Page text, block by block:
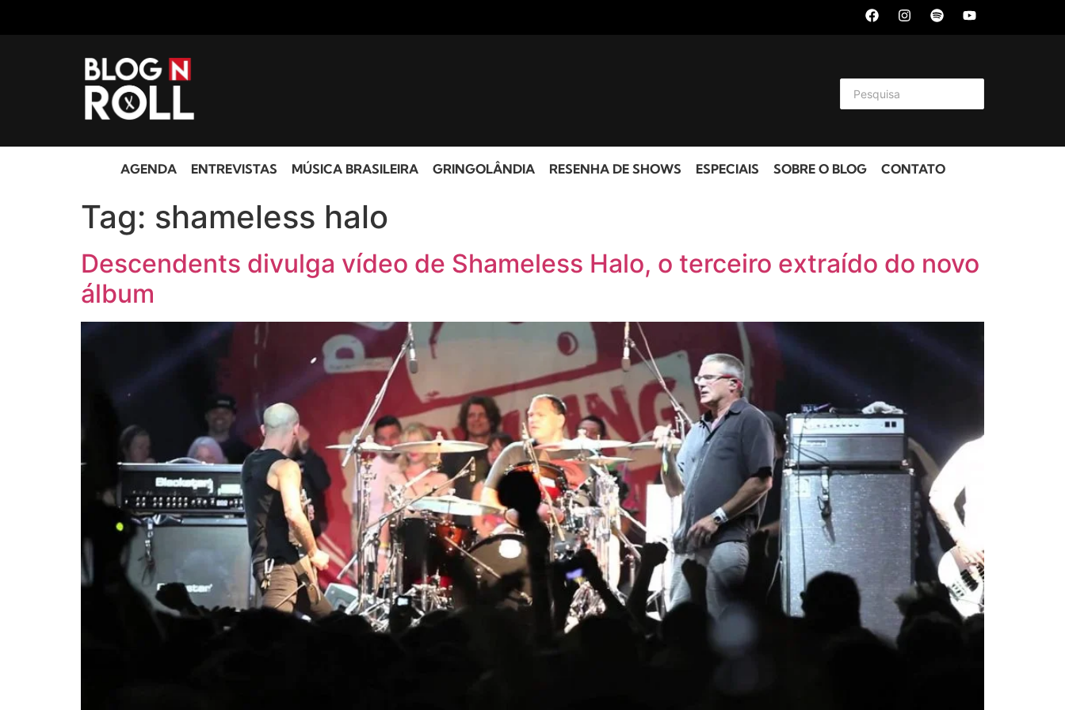
AGENDA ENTREVISTAS MÚSICA BRASILEIRA GRINGOLÂNDIA RESENHA DE SHOWS ESPECIAIS SOBRE O BLOG CONTATO
Tag: shameless halo
Descendents divulga vídeo de Shameless Halo, o terceiro extraído do novo
álbum